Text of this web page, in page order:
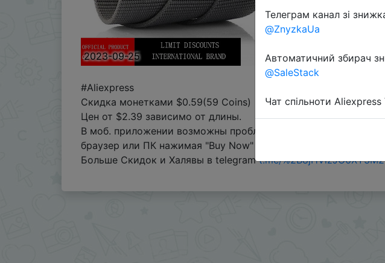
2023-09-25
#Aliexpress
Скидка монетками $0.59(59 Coins)
Цен от $2.39 зависимо от длины.
В моб. приложении возможны проблемы с применением/
браузер или ПК нажимая "Buy Now" для применения монет
Больше Скидок и Халявы в telegramt.me/
Телеграм канал зі
@ZnyzkaUa
Автоматичний збирач
@SaleStack
Чат спільноти Aliexpress